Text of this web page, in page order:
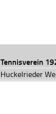
Tennisverein
Huckelrieder